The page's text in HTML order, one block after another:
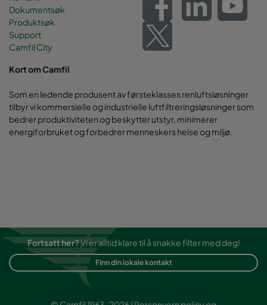
Dokumentsøk
Produktsøk
Support
Camfil City
Kort om Camfil
Som en ledende produsent av førsteklasses renluftsløsninger
tilbyr vi kommersielle og industrielle luftfiltreringsløsninger som
bedrer produktiviteten og beskytter utstyr, minimerer
energiforbruket og forbedrer menneskers helse og miljø.
Fortsatt her?Vi er alltid klare til å snakke filter med deg!
Finn din lokale kontakt